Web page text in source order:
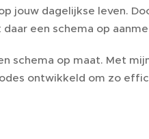
jouw dagelijkse leven.
een schema op
schema op maat. Met
ontwikkeld om zo